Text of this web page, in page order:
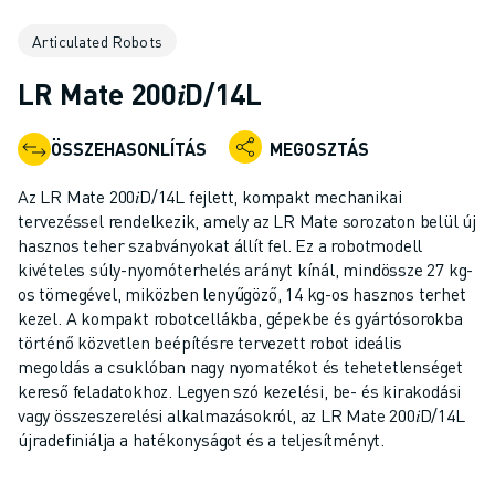
KOLLABORATÍV ROBOTOK
ROBOT VEZÉRLŐK
ROBOTTARTOZÉKOK
ROBOT SZOFTVEREK
SZIMULÁCIÓS SZOFTVER
OKTATÁSI ROBOTIKAI TERMÉKEK
ROBOTOS AUTOMATIZÁLÁS
ÍVHEGESZTŐ ROBOTOK
CSUKLÓS ROBOTOK
ARC MATE SOROZAT
M-900 SOROZAT
DELTA ROBOTOK
ÉLELMISZERIPARI- ÉS TISZTATERES ROBOTOK
FESTŐROBOTOK
Articulated Robots
LR Mate 200𝑖D/14L
ÖSSZEHASONLÍTÁS MEGOSZTÁS
Az LR Mate 200𝑖D/14L fejlett, kompakt mechanikai
tervezéssel rendelkezik, amely az LR Mate sorozaton belül új
hasznos teher szabványokat állít fel. Ez a robotmodell
kivételes súly-nyomóterhelés arányt kínál, mindössze 27 kg-
os tömegével, miközben lenyűgöző, 14 kg-os hasznos terhet
kezel. A kompakt robotcellákba, gépekbe és gyártósorokba
történő közvetlen beépítésre tervezett robot ideális
megoldás a csuklóban nagy nyomatékot és tehetetlenséget
kereső feladatokhoz. Legyen szó kezelési, be- és kirakodási
vagy összeszerelési alkalmazásokról, az LR Mate 200𝑖D/14L
újradefiniálja a hatékonyságot és a teljesítményt.